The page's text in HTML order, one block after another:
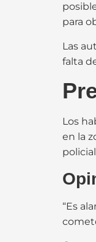
para
Las
falta
Los
en la
“Es